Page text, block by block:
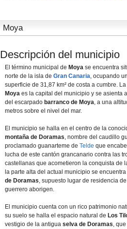
Moya
Descripción del municipio
El término municipal de Moya se encuentra
norte de la isla de Gran Canaria, ocupando
superficie de 31,87 km² de costa a cumbre. La
Moya es la capital del municipio y se asienta
del escarpado barranco de Moya, a una
metros sobre el nivel del mar.
El municipio se halla en el centro de la
montaña de Doramas, nombre del caudillo
proclamado guanarteme de Telde que
lucha de este cantón grancanario contra las
castellanas que acometieron la conquista de
la parte alta del actual municipio se
de Doramas, supuesto lugar de residencia
guerrero aborigen.
El municipio cuenta con un rico patrimonio
su suelo se halla el espacio natural de Los
vestigio de la antigua selva de Doramas, que